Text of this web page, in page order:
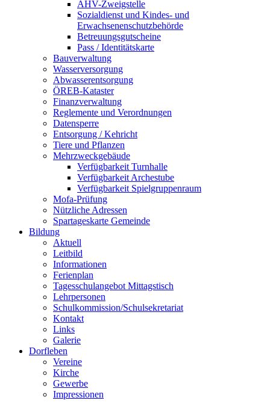
AHV-Zweigstelle
Sozialdienst und Kindes- und
Erwachsenenschutzbehörde
Betreuungsgutscheine
Pass / Identitätskarte
Bauverwaltung
Wasserversorgung
Abwasserentsorgung
ÖREB-Kataster
Finanzverwaltung
Reglemente und Verordnungen
Datensperre
Entsorgung / Kehricht
Tiere und Pflanzen
Mehrzweckgebäude
Verfügbarkeit Turnhalle
Verfügbarkeit Archestube
Verfügbarkeit Spielgruppenraum
Mofa-Prüfung
Nützliche Adressen
Spartageskarte Gemeinde
Bildung
Aktuell
Leitbild
Informationen
Ferienplan
Tagesschulangebot Mittagstisch
Lehrpersonen
Schulkommission/Schulsekretariat
Kontakt
Links
Galerie
Dorfleben
Vereine
Kirche
Gewerbe
Impressionen